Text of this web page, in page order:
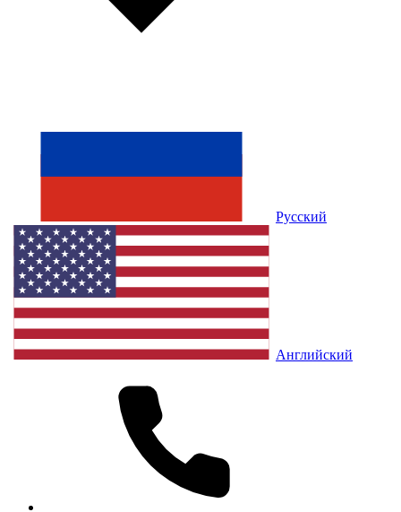
Русский
Английский